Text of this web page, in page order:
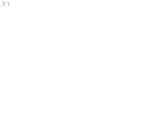
т.